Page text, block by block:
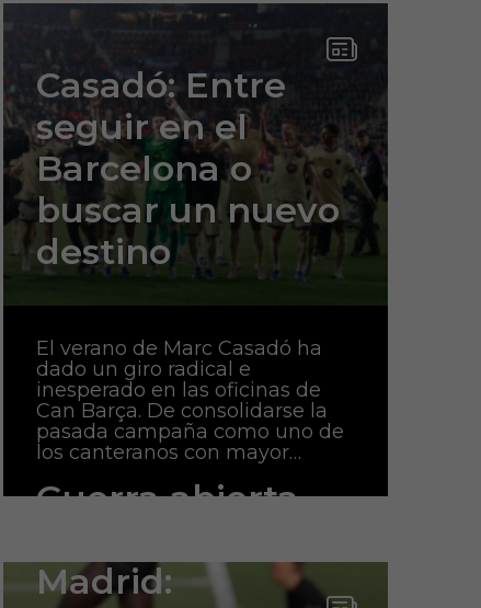
Casadó: Entre
seguir en el
Barcelona o
buscar un nuevo
destino
El verano de Marc Casadó ha
dado un giro radical e
inesperado en las oficinas de
Can Barça. De consolidarse la
pasada campaña como uno de
los canteranos con mayor…
Guerra abierta
Madrid: